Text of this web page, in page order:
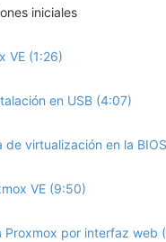
iniciales
VE (1:26)
en USB (4:07)
de virtualización en la
VE (9:50)
Proxmox por interfaz web